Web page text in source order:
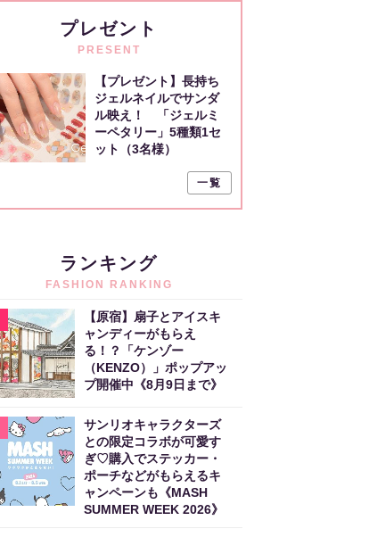
プレゼント
PRESENT
【プレゼント】長持ち
ジェルネイルでサンダ
ル映え！ 「ジェルミ
ーペタリー」5種類1セ
ット（3名様）
一覧
ランキング
FASHION RANKING
【原宿】扇子とアイスキ
ャンディーがもらえ
る！？「ケンゾー
（KENZO）」ポップアッ
プ開催中《8月9日まで》
サンリオキャラクターズ
との限定コラボが可愛す
ぎ♡購入でステッカー・
ポーチなどがもらえるキ
ャンペーンも《MASH
SUMMER WEEK 2026》